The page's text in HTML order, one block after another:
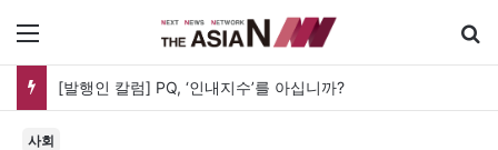
‘최후의 5분’…두 발의 머스킷과 병사가 버티는 시간
사회